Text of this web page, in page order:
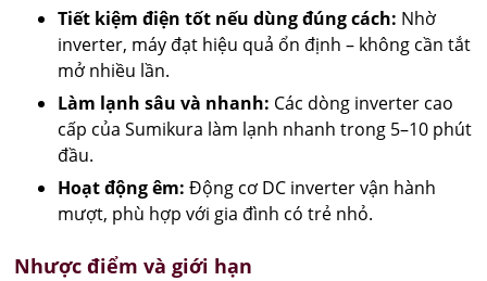
Tiết kiệm điện tốt nếu dùng đúng cách: Nhờ
inverter, máy đạt hiệu quả ổn định – không cần tắt
mở nhiều lần.
Làm lạnh sâu và nhanh: Các dòng inverter cao
cấp của Sumikura làm lạnh nhanh trong 5–10 phút
đầu.
Hoạt động êm: Động cơ DC inverter vận hành
mượt, phù hợp với gia đình có trẻ nhỏ.
Nhược điểm và giới hạn